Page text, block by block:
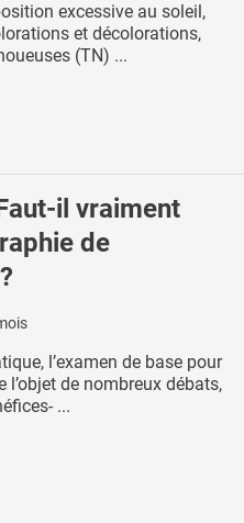
excessive au soleil,
et décolorations,
(TN) ...
il vraiment
de
l’examen de base pour
l’objet de nombreux débats,
...